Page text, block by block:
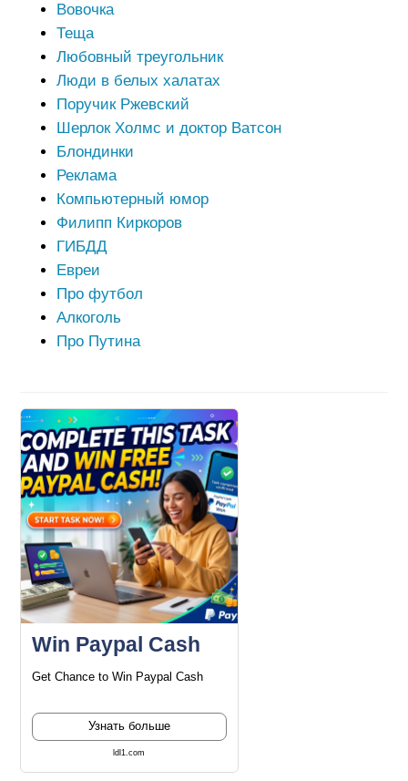
Вовочка
Теща
Любовный треугольник
Люди в белых халатах
Поручик Ржевский
Шерлок Холмс и доктор Ватсон
Блондинки
Реклама
Компьютерный юмор
Филипп Киркоров
ГИБДД
Евреи
Про футбол
Алкоголь
Про Путина
Win Paypal Cash
Get Chance to Win Paypal Cash
Узнать больше
ldl1.com